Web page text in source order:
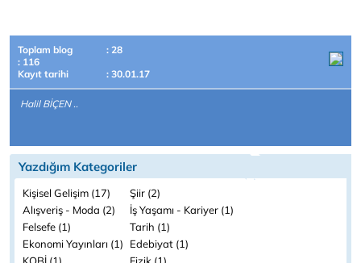
Toplam blog
: 28
: 116
Kayıt tarihi
: 30.01.17
Halil BİÇEN ..
Yazdığım Kategoriler
Kişisel Gelişim (17)
Şiir (2)
Alışveriş - Moda (2)
İş Yaşamı - Kariyer (1)
Felsefe (1)
Tarih (1)
Ekonomi Yayınları (1)
Edebiyat (1)